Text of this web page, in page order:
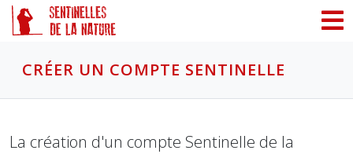
CRÉER UN COMPTE SENTINELLE
La création d'un compte Sentinelle de la
Panneau de gestion des cookies